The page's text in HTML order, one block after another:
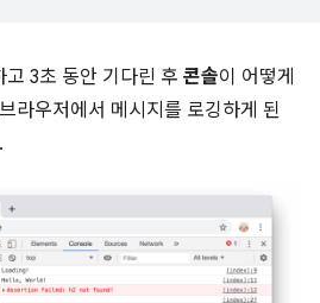
3초 동안 기다린 후 콘솔이 어떻게
라우저에서 메시지를 로깅하게 된